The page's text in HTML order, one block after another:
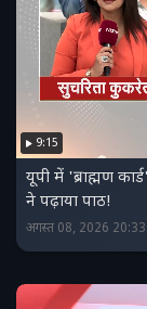
9:15
यूपी में 'ब्राह्मण
ने पढ़ाया पाठ!
अगस्त 08, 2026